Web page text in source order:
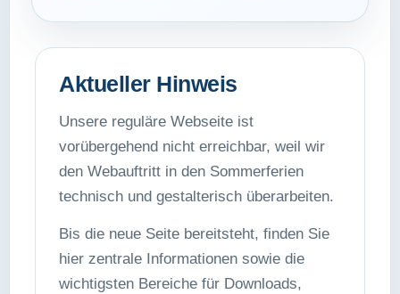
Aktueller Hinweis
Unsere reguläre Webseite ist
vorübergehend nicht erreichbar, weil wir
den Webauftritt in den Sommerferien
technisch und gestalterisch überarbeiten.
Bis die neue Seite bereitsteht, finden Sie
hier zentrale Informationen sowie die
wichtigsten Bereiche für Downloads,